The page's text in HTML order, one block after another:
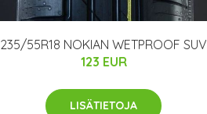
235/55R18 NOKIAN WETPROOF SUV
123 EUR
LISÄTIETOJA